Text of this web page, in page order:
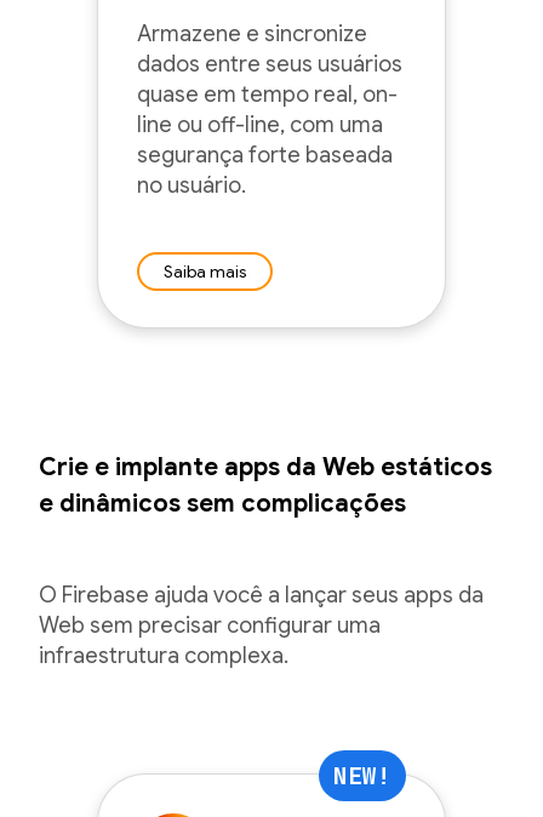
Armazene e sincronize
dados entre seus usuários
quase em tempo real, on-
line ou off-line, com uma
segurança forte baseada
no usuário.
Saiba mais
Crie e implante apps da Web estáticos
e dinâmicos sem complicações
O Firebase ajuda você a lançar seus apps da
Web sem precisar configurar uma
infraestrutura complexa.
NEW!